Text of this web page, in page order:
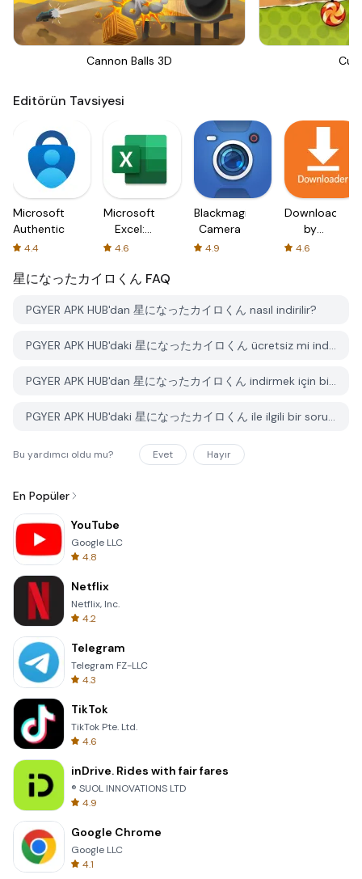
Cannon Balls 3D Cut
Editörün Tavsiyesi
Microsoft
Authenticator
4.4
Microsoft
Excel:
Spreadsheets
4.6
Blackmagic
Camera
4.9
Downloader
by
AFTVnews
4.6
星になったカイロくん FAQ
PGYER APK HUB'dan 星になったカイロくん nasıl indirilir?
PGYER APK HUB'daki 星になったカイロくん ücretsiz mi indirilebilir?
PGYER APK HUB'dan 星になったカイロくん indirmek için bir hesaba ihtiyacım var mı?
PGYER APK HUB'daki 星になったカイロくん ile ilgili bir sorunu nasıl bildirebilirim?
Bu yardımcı oldu mu? Evet Hayır
En Popüler
YouTube
Google LLC
4.8
Netflix
Netflix, Inc.
4.2
Telegram
Telegram FZ-LLC
4.3
TikTok
TikTok Pte. Ltd.
4.6
inDrive. Rides with fair fares
® SUOL INNOVATIONS LTD
4.9
Google Chrome
Google LLC
4.1